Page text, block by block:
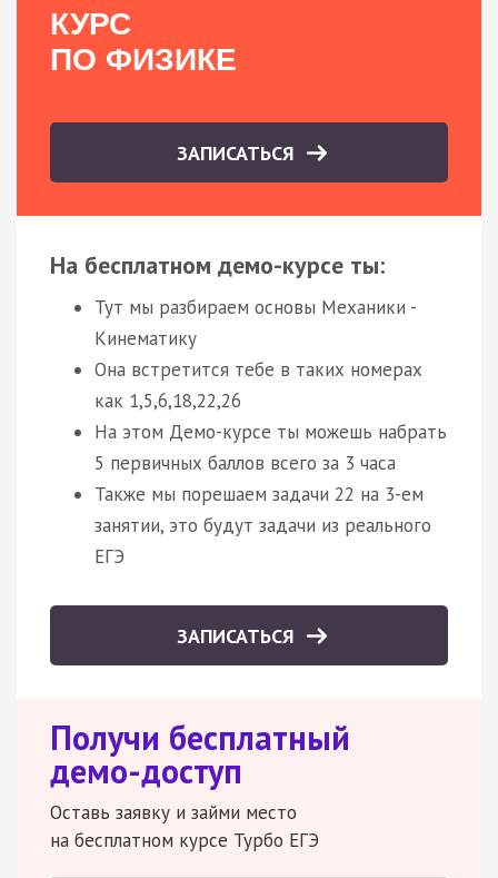
КУРС
ПО ФИЗИКЕ
ЗАПИСАТЬСЯ
На бесплатном демо-курсе ты:
Тут мы разбираем основы Механики -
Кинематику
Она встретится тебе в таких номерах
как 1,5,6,18,22,26
На этом Демо-курсе ты можешь набрать
5 первичных баллов всего за 3 часа
Также мы порешаем задачи 22 на 3-ем
занятии, это будут задачи из реального
ЕГЭ
ЗАПИСАТЬСЯ
Получи бесплатный
демо-доступ
Оставь заявку и займи место
на бесплатном курсе Турбо ЕГЭ